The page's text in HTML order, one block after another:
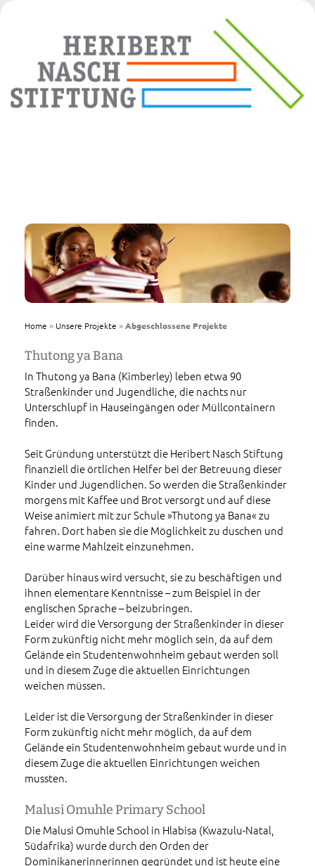
Home » Unsere Projekte »Abgeschlossene Projekte
Thutong ya Bana
In Thutong ya Bana (Kimberley) leben etwa 90
Straßenkinder und Jugendliche, die nachts nur
Unterschlupf in Hauseingängen oder Müllcontainern
finden.
Seit Gründung unterstützt die Heribert Nasch Stiftung
finanziell die örtlichen Helfer bei der Betreuung dieser
Kinder und Jugendlichen. So werden die Straßenkinder
morgens mit Kaffee und Brot versorgt und auf diese
Weise animiert mit zur Schule »Thutong ya Bana« zu
fahren. Dort haben sie die Möglichkeit zu duschen und
eine warme Mahlzeit einzunehmen.
Darüber hinaus wird versucht, sie zu beschäftigen und
ihnen elementare Kenntnisse – zum Beispiel in der
englischen Sprache – beizubringen.
Leider wird die Versorgung der Straßenkinder in dieser
Form zukünftig nicht mehr möglich sein, da auf dem
Gelände ein Studentenwohnheim gebaut werden soll
und in diesem Zuge die aktuellen Einrichtungen
weichen müssen.
Leider ist die Versorgung der Straßenkinder in dieser
Form zukünftig nicht mehr möglich, da auf dem
Gelände ein Studentenwohnheim gebaut wurde und in
diesem Zuge die aktuellen Einrichtungen weichen
mussten.
Malusi Omuhle Primary School
Die Malusi Omuhle School in Hlabisa (Kwazulu-Natal,
Südafrika) wurde durch den Orden der
Dominikanerinnerinnen gegründet und ist heute eine